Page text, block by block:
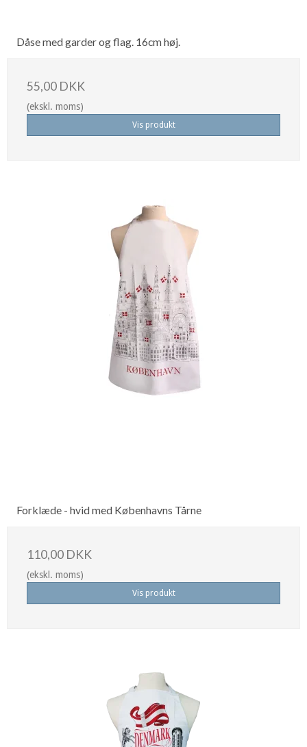
Dåse med garder og flag. 16cm høj.
55,00 DKK
(ekskl. moms)
Vis produkt
Forklæde - hvid med Københavns Tårne
110,00 DKK
(ekskl. moms)
Vis produkt